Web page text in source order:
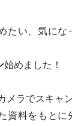
たい、気にな
始めました！
メラでスキャ
資料をもとに